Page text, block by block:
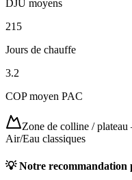
DJU moyens
215
Jours de chauffe
3.2
COP moyen PAC
Zone de colline / plateau
Air/Eau classiques
💡 Notre recommandation